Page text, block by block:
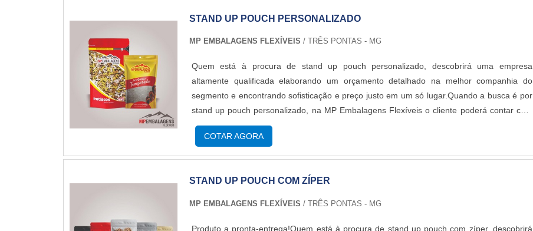
STAND UP POUCH PERSONALIZADO
MP EMBALAGENS FLEXÍVEIS / TRÊS PONTAS - MG
Quem está à procura de stand up pouch personalizado, descobrirá uma empresa
altamente qualificada elaborando um orçamento detalhado na melhor companhia do
segmento e encontrando sofisticação e preço justo em um só lugar.Quando a busca é por
stand up pouch personalizado, na MP Embalagens Flexíveis o cliente poderá contar com
proteção e com as melhores soluções para embalagens plásticas.MAIS DETALHES
SOBRE STAND UP POUCH PERSONALIZADOA MP Embalagens Flexíveis foca sua
energia em produzir uma estrutura aos clientes com escritório de alta qualidade onde são
pouch personalizado com ótima qualidade.Há muitas maneiras eficientes de uma empresa
demonstrar competência, excelência e destaque em uma área de atuação. A MP
plásticas; Impressão de embalagens em até 8 cores; Melhores tecnologias do mercado
COTAR AGORA
STAND UP POUCH COM ZÍPER
MP EMBALAGENS FLEXÍVEIS / TRÊS PONTAS - MG
Produto a pronta-entrega!Quem está à procura de stand up pouch com zíper, descobrirá